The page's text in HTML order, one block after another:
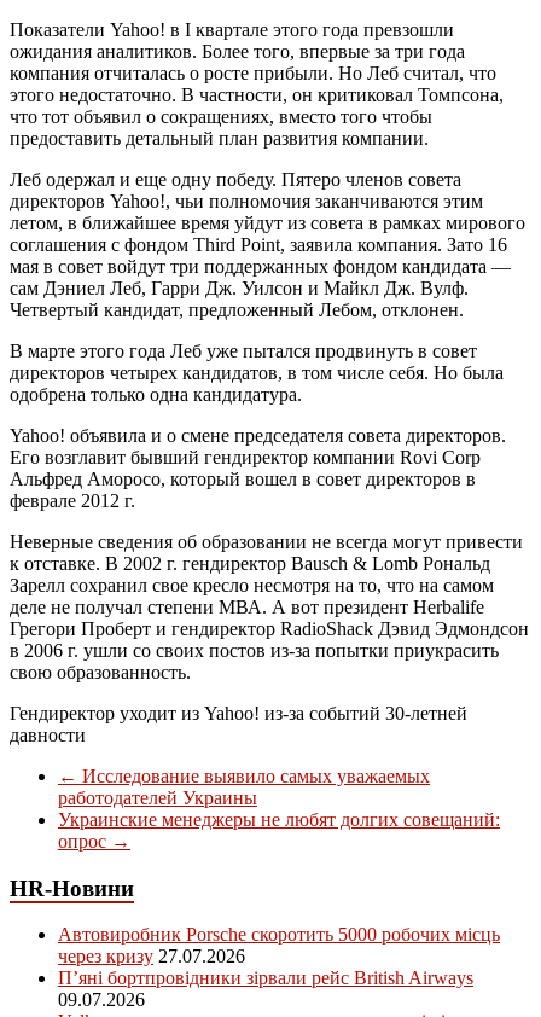
Показатели Yahoo! в I квартале этого года превзошли
ожидания аналитиков. Более того, впервые за три года
компания отчиталась о росте прибыли. Но Леб считал, что
этого недостаточно. В частности, он критиковал Томпсона,
что тот объявил о сокращениях, вместо того чтобы
предоставить детальный план развития компании.
Леб одержал и еще одну победу. Пятеро членов совета
директоров Yahoo!, чьи полномочия заканчиваются этим
летом, в ближайшее время уйдут из совета в рамках мирового
соглашения с фондом Third Point, заявила компания. Зато 16
мая в совет войдут три поддержанных фондом кандидата —
сам Дэниел Леб, Гарри Дж. Уилсон и Майкл Дж. Вулф.
Четвертый кандидат, предложенный Лебом, отклонен.
В марте этого года Леб уже пытался продвинуть в совет
директоров четырех кандидатов, в том числе себя. Но была
одобрена только одна кандидатура.
Yahoo! объявила и о смене председателя совета директоров.
Его возглавит бывший гендиректор компании Rovi Corp
Альфред Аморосо, который вошел в совет директоров в
феврале 2012 г.
Неверные сведения об образовании не всегда могут привести
к отставке. В 2002 г. гендиректор Bausch & Lomb Рональд
Зарелл сохранил свое кресло несмотря на то, что на самом
деле не получал степени МВА. А вот президент Herbalife
Грегори Проберт и гендиректор RadioShack Дэвид Эдмондсон
в 2006 г. ушли со своих постов из-за попытки приукрасить
свою образованность.
Гендиректор уходит из Yahoo! из-за событий 30-летней
давности
← Исследование выявило самых уважаемых
работодателей Украины
Украинские менеджеры не любят долгих совещаний:
опрос →
HR-Новини
Автовиробник Porsche скоротить 5000 робочих місць
через кризу 27.07.2026
П’яні бортпровідники зірвали рейс British Airways
09.07.2026